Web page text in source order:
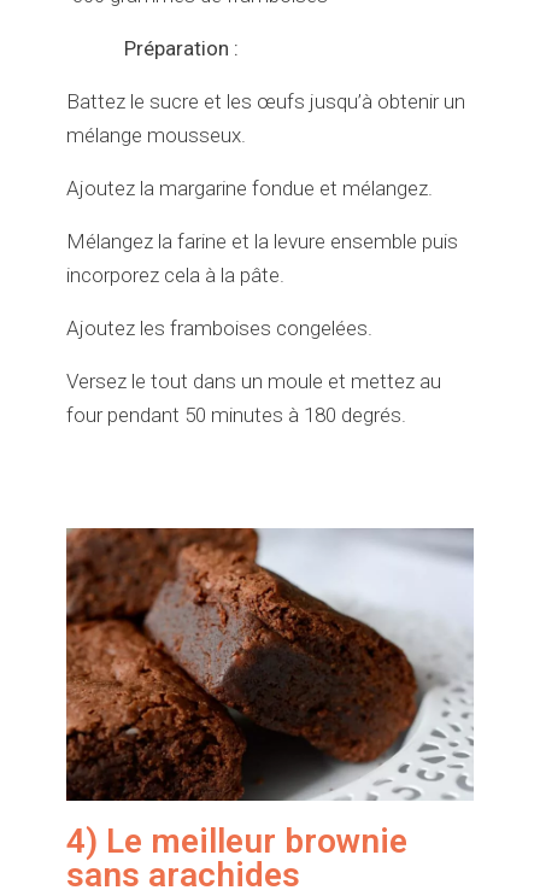
Préparation :
Battez le sucre et les œufs jusqu’à obtenir un
mélange mousseux.
Ajoutez la margarine fondue et mélangez.
Mélangez la farine et la levure ensemble puis
incorporez cela à la pâte.
Ajoutez les framboises congelées.
Versez le tout dans un moule et mettez au
four pendant 50 minutes à 180 degrés.
4) Le meilleur brownie
sans arachides